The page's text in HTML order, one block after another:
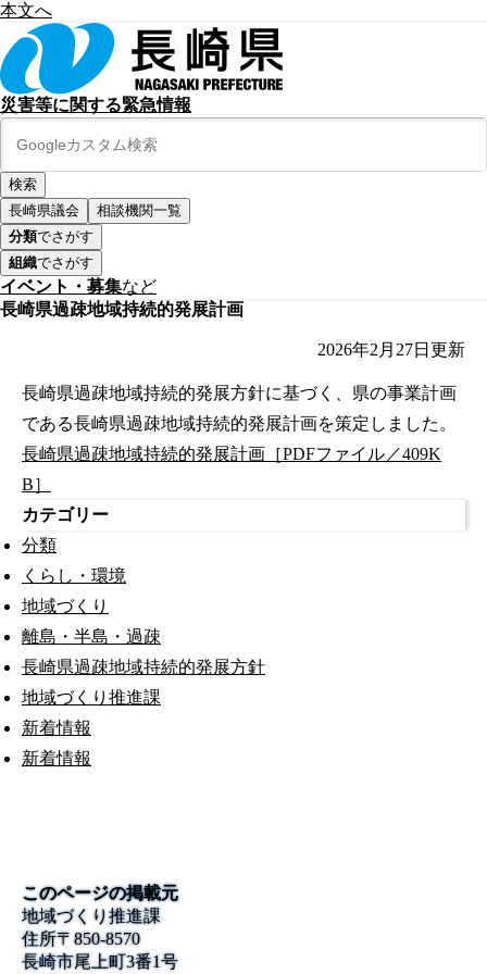
本文へ
災害等に関する緊急情報
長崎県議会
相談機関一覧
分類でさがす
組織でさがす
イベント・募集など
長崎県過疎地域持続的発展計画
2026年2月27日 更新
長崎県過疎地域持続的発展方針に基づく、県の事業計画
である長崎県過疎地域持続的発展計画を策定しました。
長崎県過疎地域持続的発展計画［PDFファイル／409K
B］
カテゴリー
分類
くらし・環境
地域づくり
離島・半島・過疎
長崎県過疎地域持続的発展方針
地域づくり推進課
新着情報
新着情報
このページの掲載元
地域づくり推進課
住所〒850-8570
長崎市尾上町3番1号